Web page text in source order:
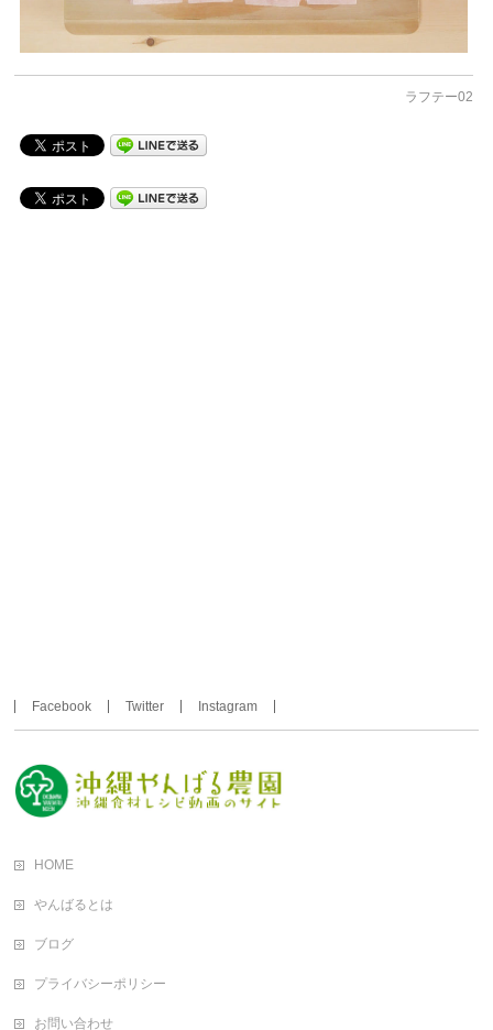
ラフテー02
Facebook Twitter Instagram
HOME
やんばるとは
ブログ
プライバシーポリシー
お問い合わせ